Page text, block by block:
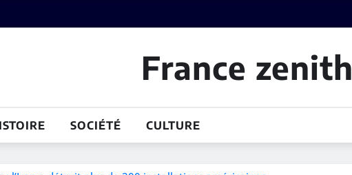
France zenith
SOCIÉTÉ CULTURE